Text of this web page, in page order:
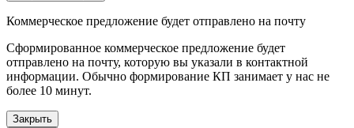
Коммерческое предложение будет отправлено на почту
Сформированное коммерческое предложение будет
отправлено на почту, которую вы указали в контактной
информации. Обычно формирование КП занимает у нас не
более 10 минут.
Закрыть